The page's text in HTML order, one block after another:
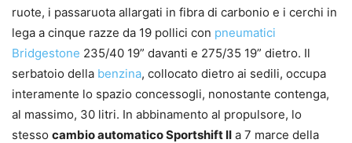
ruote, i passaruota allargati in fibra di carbonio e i cerchi in
lega a cinque razze da 19 pollici con pneumatici
Bridgestone 235/40 19” davanti e 275/35 19” dietro. Il
serbatoio della benzina, collocato dietro ai sedili, occupa
interamente lo spazio concessogli, nonostante contenga,
al massimo, 30 litri. In abbinamento al propulsore, lo
stesso cambio automatico Sportshift II a 7 marce della